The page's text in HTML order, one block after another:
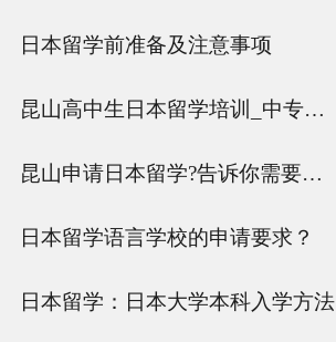
日本留学前准备及注意事项
昆山高中生日本留学培训_中专生日本留学学校简介
昆山申请日本留学?告诉你需要准备什么
日本留学语言学校的申请要求？
日本留学：日本大学本科入学方法